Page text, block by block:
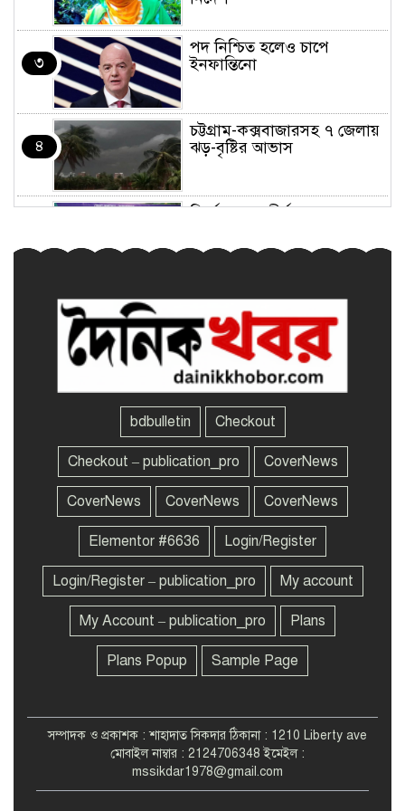
৩
পদ নিশ্চিত হলেও চাপে
ইনফান্তিনো
৪
চট্টগ্রাম-কক্সবাজারসহ ৭ জেলায়
ঝড়-বৃষ্টির আভাস
নির্মোহভাবে শীর্ষ মাদক
স্বরাষ্ট্রমন্ত্রী
শেখ হাসিনার ফাঁসি হোক, সেটা
সমর্থন করি না: কাদের সিদ্দিকী
জয়পুরহাটে চলন্ত ট্রেন থেকে পড়ে
গাড়ির ‘ক্যান্টিন বয়’ নিহত
পিরোজপুরে ফেরিতে উঠতে গিয়ে
গরুসহ নদীতে পিকআপ
ব্যাংকের টাকা চুরি করে
অর্থনীতিকে পঙ্গু করেছে আ.লীগ:
গভর্নর
ঢাবিতে ছাত্রদলের পরিচ্ছন্নতা
অভিযান
bdbulletin Checkout
Checkout – publication_pro CoverNews
CoverNews CoverNews CoverNews
Elementor #6636 Login/Register
Login/Register – publication_pro My account
My Account – publication_pro Plans
Plans Popup Sample Page
সম্পাদক ও প্রকাশক : শাহাদাত সিকদার ঠিকানা : 1210 Liberty ave
মোবাইল নাম্বার : 2124706348 ইমেইল :
mssikdar1978@gmail.com